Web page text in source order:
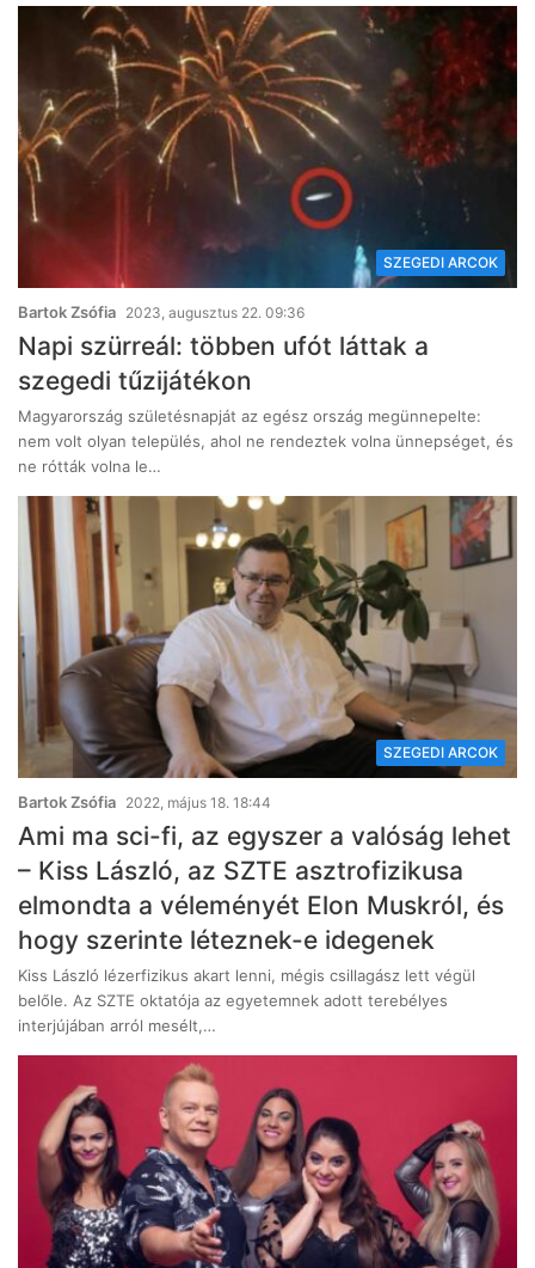
SZEGEDI ARCOK
Bartok Zsófia 2023, augusztus 22. 09:36
Napi szürreál: többen ufót láttak a
szegedi tűzijátékon
Magyarország születésnapját az egész ország megünnepelte:
nem volt olyan település, ahol ne rendeztek volna ünnepséget, és
ne rótták volna le…
SZEGEDI ARCOK
Bartok Zsófia 2022, május 18. 18:44
Ami ma sci-fi, az egyszer a valóság lehet
– Kiss László, az SZTE asztrofizikusa
elmondta a véleményét Elon Muskról, és
hogy szerinte léteznek-e idegenek
Kiss László lézerfizikus akart lenni, mégis csillagász lett végül
belőle. Az SZTE oktatója az egyetemnek adott terebélyes
interjújában arról mesélt,…